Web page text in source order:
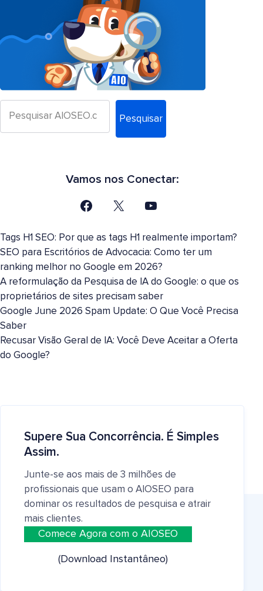
Pesquisar
Vamos nos Conectar:
Tags H1 SEO: Por que as tags H1 realmente importam?
SEO para Escritórios de Advocacia: Como ter um
ranking melhor no Google em 2026?
A reformulação da Pesquisa de IA do Google: o que os
proprietários de sites precisam saber
Google June 2026 Spam Update: O Que Você Precisa
Saber
Recusar Visão Geral de IA: Você Deve Aceitar a Oferta
do Google?
Supere Sua Concorrência. É Simples
Assim.
Junte-se aos mais de 3 milhões de
profissionais que usam o AIOSEO para
dominar os resultados de pesquisa e atrair
mais clientes.
Comece Agora com o AIOSEO
(Download Instantâneo)